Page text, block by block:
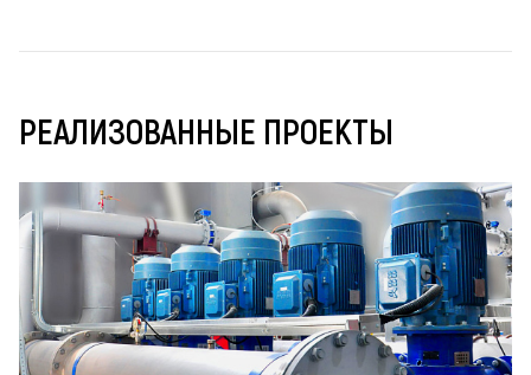
РЕАЛИЗОВАННЫЕ ПРОЕКТЫ